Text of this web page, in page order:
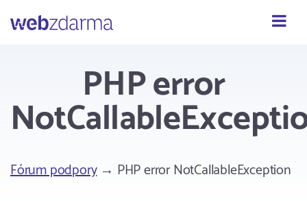
Webzdarma
PHP error
Fórum podpory→ PHP error NotCallableException